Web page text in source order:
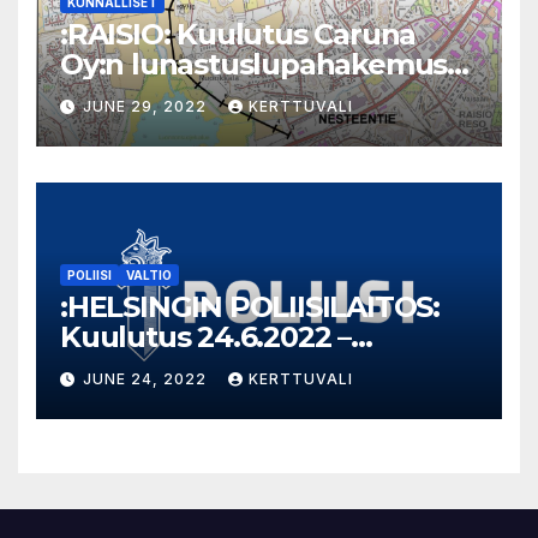
:RAISIO: Kuulutus Caruna
Oy:n lunastuslupahakemus
Nesteentie Tahvio
JUNE 29, 2022 KERTTUVALI
POLIISI VALTIO
:HELSINGIN POLIISILAITOS:
Kuulutus 24.6.2022 –
Takavarikoitu omaisuus
JUNE 24, 2022 KERTTUVALI